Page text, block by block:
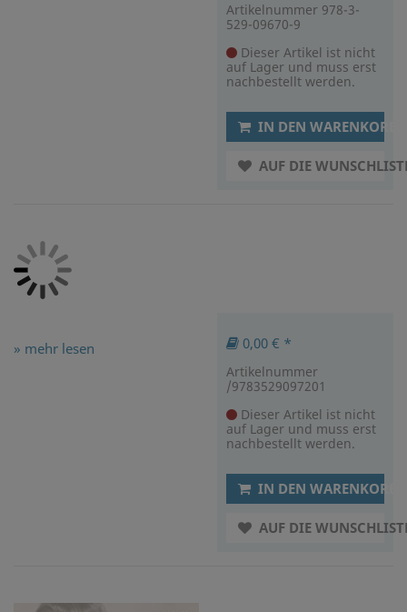
Artikelnummer 978-3-
529-09670-9
Dieser Artikel ist nicht
auf Lager und muss erst
nachbestellt werden.
IN DEN WARENKORB
AUF DIE
» mehr lesen 0,00 € *
Artikelnummer
/9783529097201
Dieser Artikel ist nicht
auf Lager und muss erst
nachbestellt werden.
IN DEN WARENKORB
AUF DIE